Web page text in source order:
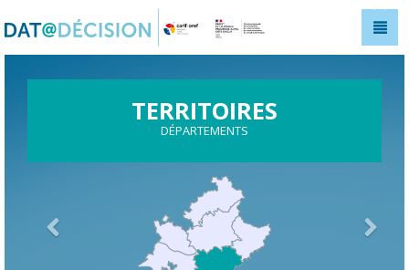
TERRITOIRES
DÉPARTEMENTS
Panneau de gestion des cookies